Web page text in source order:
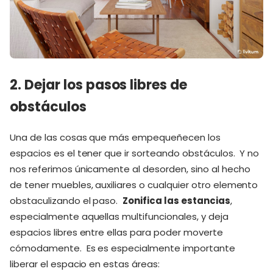
2. Dejar los pasos libres de
obstáculos
Una de las cosas que más empequeñecen los
espacios es el tener que ir sorteando obstáculos. Y no
nos referimos únicamente al desorden, sino al hecho
de tener muebles, auxiliares o cualquier otro elemento
obstaculizando el paso. Zonifica las estancias,
especialmente aquellas multifuncionales, y deja
espacios libres entre ellas para poder moverte
cómodamente. Es es especialmente importante
liberar el espacio en estas áreas: